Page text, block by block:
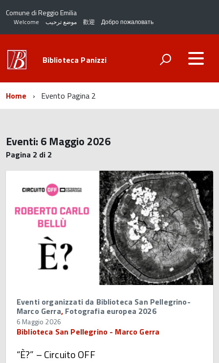
Comune di Reggio Emilia
Welcome موضع ترحيب 歡迎 Добро пожаловать
Biblioteca Panizzi
Home Evento Pagina 2
Eventi: 6 Maggio 2026
Pagina 2 di 2
Eventi organizzati da Biblioteca San Pellegrino-
Marco Gerra, Fotografia europea 2026
6 Maggio 2026
Biblioteca San Pellegrino - Marco Gerra
“È?” – Circuito OFF